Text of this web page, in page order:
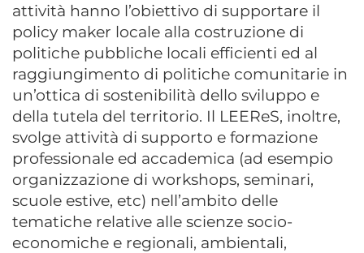
attività hanno l’obiettivo di supportare il
policy maker locale alla costruzione di
politiche pubbliche locali efficienti ed al
raggiungimento di politiche comunitarie in
un’ottica di sostenibilità dello sviluppo e
della tutela del territorio. Il LEEReS, inoltre,
svolge attività di supporto e formazione
professionale ed accademica (ad esempio
organizzazione di workshops, seminari,
scuole estive, etc) nell’ambito delle
tematiche relative alle scienze socio-
economiche e regionali, ambientali,